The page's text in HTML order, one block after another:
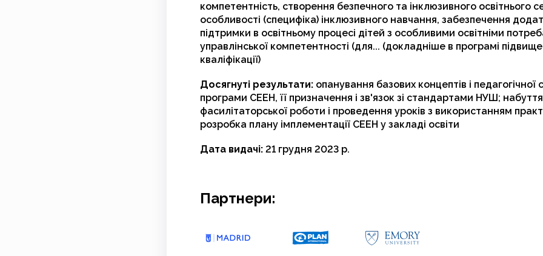
компетентність, створення безпечного та інклюзивного освітнього
особливості (специфіка) інклюзивного навчання, забезпечення
підтримки в освітньому процесі дітей з особливими освітніми
управлінської компетентності (для... (докладніше в програмі
кваліфікації)
Досягнуті результати: опанування базових концептів і педагогічної
програми СЕЕН, її призначення і зв'язок зі стандартами НУШ;
фасилітаторської роботи і проведення уроків з використанням
розробка плану імплементації СЕЕН у закладі освіти
Дата видачі: 21 грудня 2023 р.
Партнери: